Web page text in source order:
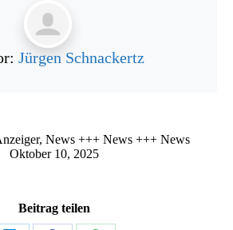
Jürgen Schnackertz
, News +++ News +++ News
Oktober 10, 2025
Beitrag teilen